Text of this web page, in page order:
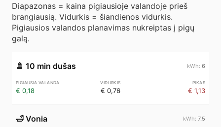
Diapazonas = kaina pigiausioje valandoje prieš
brangiausią. Vidurkis = šiandienos vidurkis.
Pigiausios valandos planavimas nukreiptas į pigų
galą.
🚿 10 min dušas 6
€ 0,18 € 0,76 € 1,13
🛁 Vonia 7.5